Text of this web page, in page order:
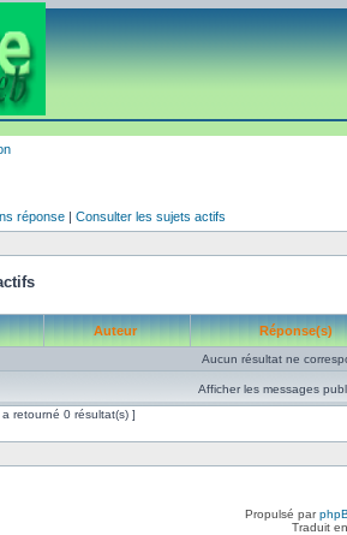
réponse | Consulter les sujets actifs
Auteur Réponse(s)
Aucun résultat ne
Afficher les messages
retourné 0 résultat(s) ]
Propulsé par
Traduit